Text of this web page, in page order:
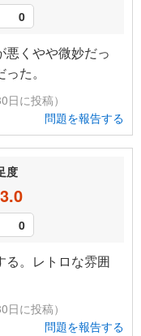
0
悪くやや微妙だっ
た。
に投稿）
問題を報告する
度
3.0
0
る。レトロな雰囲
に投稿）
問題を報告する